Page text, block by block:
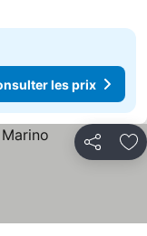
les prix
Partager